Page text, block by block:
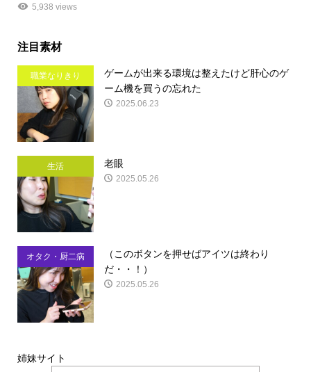
5,938 views
注目素材
職業なりきり
ゲームが出来る環境は整えたけど肝心のゲ
ーム機を買うの忘れた
2025.06.23
生活 老眼
2025.05.26
オタク・厨二病
（このボタンを押せばアイツは終わり
だ・・！）
2025.05.26
姉妹サイト